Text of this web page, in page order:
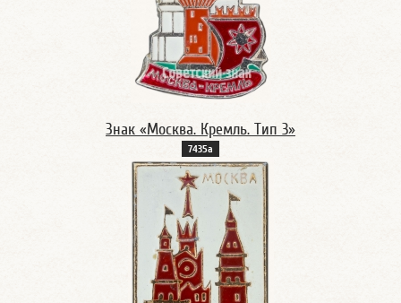
Знак «Москва. Кремль. Тип 3»
7435а